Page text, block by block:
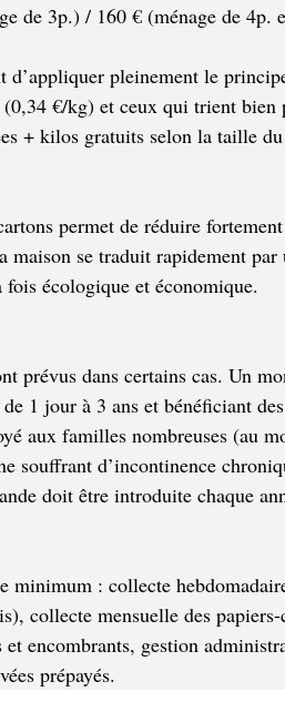
de 3p.) / 160 € (ménage de 4p.
pleinement le
€/kg) et ceux qui trient bien
+ kilos gratuits selon la taille du
permet de réduire
maison se traduit rapidement
écologique et économique.
prévus dans certains cas. Un
1 jour à 3 ans et bénéficiant
aux familles nombreuses (au
souffrant d’incontinence
doit être introduite chaque
: collecte
collecte mensuelle des papiers-
et encombrants, gestion
prépayés.